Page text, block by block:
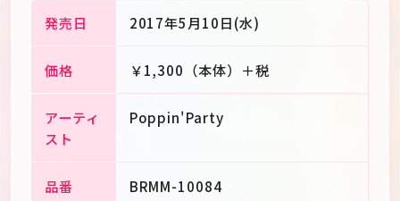
JPEN
発売日 2017年5月10日(水)
価格 ￥1,300（本体）＋税
アーティ
スト
Poppin'Party
品番 BRMM-10084